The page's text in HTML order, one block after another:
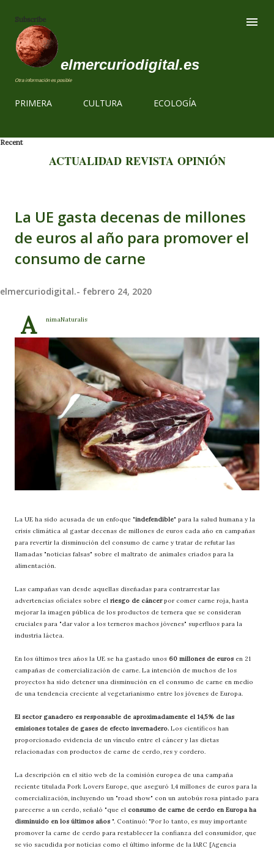
Subscribe
elmercuriodigital.es
Otra información es posible
PRIMERA CULTURA ECOLOGÍA
Recent
ACTUALIDAD REVISTA OPINIÓN
La UE gasta decenas de millones
de euros al año para promover el
consumo de carne
elmercuriodigital.- febrero 24, 2020
A nimaNaturalis
La UE ha sido acusada de un enfoque "indefendible" para la salud humana y la
crisis climática al gastar decenas de millones de euros cada año en campañas
para revertir la disminución del consumo de carne y tratar de refutar las
llamadas "noticias falsas" sobre el maltrato de animales criados para la
alimentación.
Las campañas van desde aquellas diseñadas para contrarrestar las
advertencias oficiales sobre el riesgo de cáncerpor comer carne roja, hasta
mejorar la imagen pública de los productos de ternera que se consideran
cruciales para "dar valor a los terneros machos jóvenes" superfluos para la
industria láctea.
En los últimos tres años la UE se ha gastado unos 60 millones de euros en 21
campañas de comercialización de carne. La intención de muchos de los
proyectos ha sido detener una disminución en el consumo de carne en medio
de una tendencia creciente al vegetarianismo entre los jóvenes de Europa.
El sector ganadero es responsable de aproximadamente el 14,5% de las
emisiones totales de gases de efecto invernadero. Los científicos han
proporcionado evidencia de un vínculo entre el cáncer y las dietas
relacionadas con productos de carne de cerdo, res y cordero.
La descripción en el sitio web de la comisión europea de una campaña
reciente titulada Pork Lovers Europe, que aseguró 1,4 millones de euros para la
comercialización, incluyendo un "road show" con un autobús rosa pintado para
parecerse a un cerdo, señaló "que el consumo de carne de cerdo en Europa ha
disminuido en los últimos años ". Continuó: "Por lo tanto, es muy importante
promover la carne de cerdo para restablecer la confianza del consumidor, que
se vio sacudida por noticias como el último informe de la IARC [Agencia